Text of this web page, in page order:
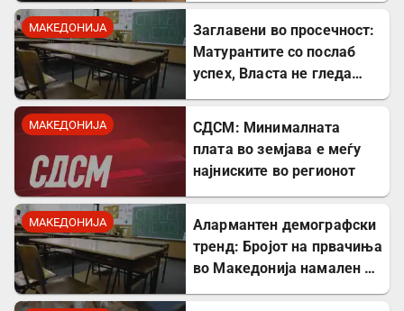
МАКЕДОНИЈА
Заглавени во просечност:
Матурантите со послаб
успех, Власта не гледа
МАКЕДОНИЈА
СДСМ: Минималната
плата во земјава е меѓу
најниските во регионот
МАКЕДОНИЈА
Алармантен демографски
тренд: Бројот на првачиња
во Македонија намален за